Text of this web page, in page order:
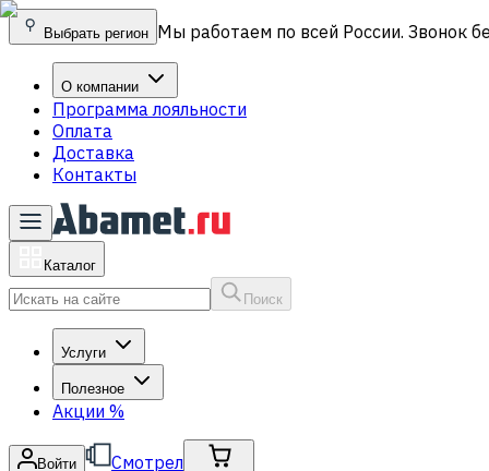
Выбрать регион Мы работаем по всей России. Звонок
О компании
Программа лояльности
Оплата
Доставка
Контакты
Каталог
Поиск
Услуги
Полезное
Акции %
Войти Смотрел